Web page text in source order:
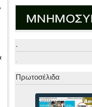
.
.
Πρωτοσέλιδα